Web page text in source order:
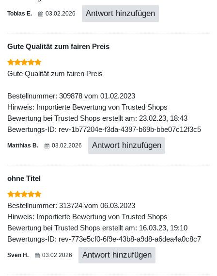
Tobias E. 03.02.2026 Antwort hinzufügen
Gute Qualität zum fairen Preis
Gute Qualität zum fairen Preis
Bestellnummer: 309878 vom 01.02.2023
Hinweis: Importierte Bewertung von Trusted Shops
Bewertung bei Trusted Shops erstellt am: 23.02.23, 18:43
Bewertungs-ID: rev-1b77204e-f3da-4397-b69b-bbe07c12f3c5
Matthias B. 03.02.2026 Antwort hinzufügen
ohne Titel
Bestellnummer: 313724 vom 06.03.2023
Hinweis: Importierte Bewertung von Trusted Shops
Bewertung bei Trusted Shops erstellt am: 16.03.23, 19:10
Bewertungs-ID: rev-773e5cf0-6f9e-43b8-a9d8-a6dea4a0c8c7
Sven H. 03.02.2026 Antwort hinzufügen